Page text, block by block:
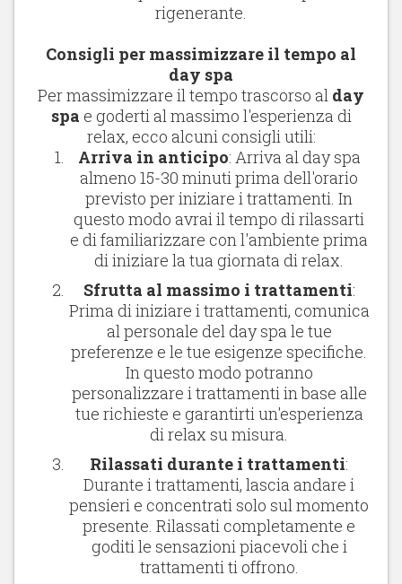
rigenerante.
Consigli per massimizzare il tempo al
day spa
Per massimizzare il tempo trascorso al day
spa e goderti al massimo l'esperienza di
relax, ecco alcuni consigli utili:
Arriva in anticipo: Arriva al day spa
almeno 15-30 minuti prima dell'orario
previsto per iniziare i trattamenti. In
questo modo avrai il tempo di rilassarti
e di familiarizzare con l'ambiente prima
di iniziare la tua giornata di relax.
Sfrutta al massimo i trattamenti:
Prima di iniziare i trattamenti, comunica
al personale del day spa le tue
preferenze e le tue esigenze specifiche.
In questo modo potranno
personalizzare i trattamenti in base alle
tue richieste e garantirti un'esperienza
di relax su misura.
Rilassati durante i trattamenti:
Durante i trattamenti, lascia andare i
pensieri e concentrati solo sul momento
presente. Rilassati completamente e
goditi le sensazioni piacevoli che i
trattamenti ti offrono.